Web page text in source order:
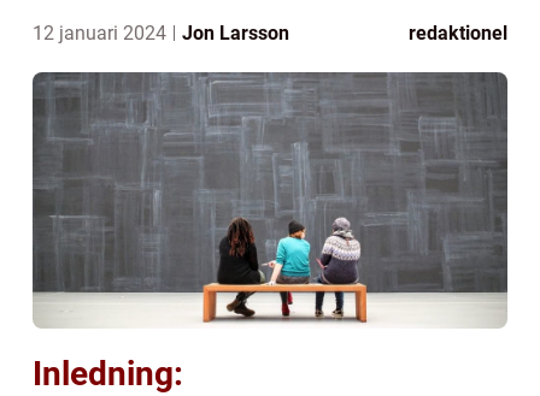
12 januari 2024 Jon Larsson redaktionel
Inledning: